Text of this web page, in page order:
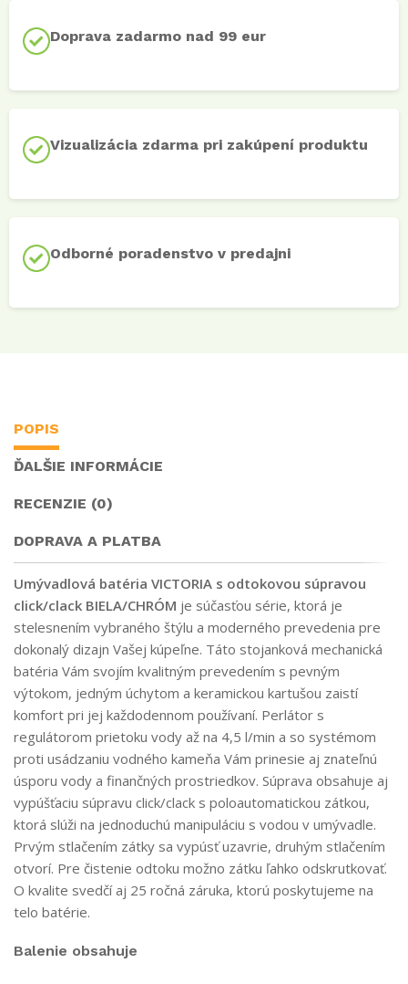
Doprava zadarmo nad 99 eur
Vizualizácia zdarma pri zakúpení produktu
Odborné poradenstvo v predajni
POPIS
ĎALŠIE INFORMÁCIE
RECENZIE (0)
DOPRAVA A PLATBA
Umývadlová batéria VICTORIA s odtokovou súpravou
click/clack BIELA/CHRÓM je súčasťou série, ktorá je
stelesnením vybraného štýlu a moderného prevedenia pre
dokonalý dizajn Vašej kúpeľne. Táto stojanková mechanická
batéria Vám svojím kvalitným prevedením s pevným
výtokom, jedným úchytom a keramickou kartušou zaistí
komfort pri jej každodennom používaní. Perlátor s
regulátorom prietoku vody až na 4,5 l/min a so systémom
proti usádzaniu vodného kameňa Vám prinesie aj znateľnú
úsporu vody a finančných prostriedkov. Súprava obsahuje aj
vypúšťaciu súpravu click/clack s poloautomatickou zátkou,
ktorá slúži na jednoduchú manipuláciu s vodou v umývadle.
Prvým stlačením zátky sa vypúsť uzavrie, druhým stlačením
otvorí. Pre čistenie odtoku možno zátku ľahko odskrutkovať.
O kvalite svedčí aj 25 ročná záruka, ktorú poskytujeme na
telo batérie.
Balenie obsahuje